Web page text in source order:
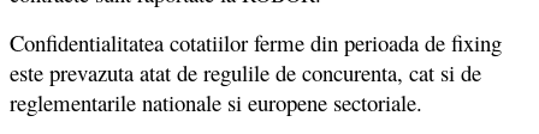
Confidentialitatea cotatiilor ferme din perioada de fixing
este prevazuta atat de regulile de concurenta, cat si de
reglementarile nationale si europene sectoriale.